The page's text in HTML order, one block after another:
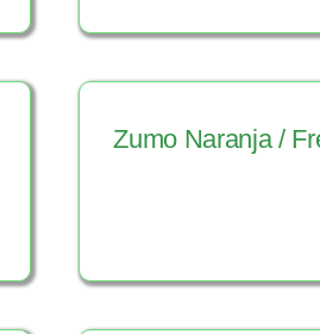
Zumo Naranja /